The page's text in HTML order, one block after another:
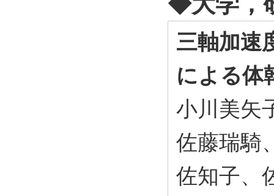
三軸加速
による体
小川美矢
佐藤瑞騎
佐知子、